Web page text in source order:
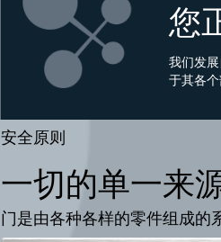
您
我们发
于其各个
安全原则
一切的单一来
门是由各种各样的零件组成的